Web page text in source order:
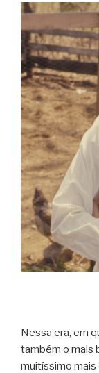
Nessa era, em
também o mais
muitíssimo